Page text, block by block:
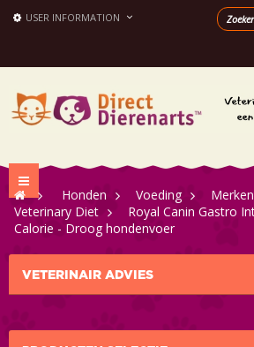
USER INFORMATION
Toggle
navigation
> Honden > Voeding > Merken
Veterinary Diet >
Royal Canin Gastro
Calorie - Droog hondenvoer
VETERINAIR ADVIES